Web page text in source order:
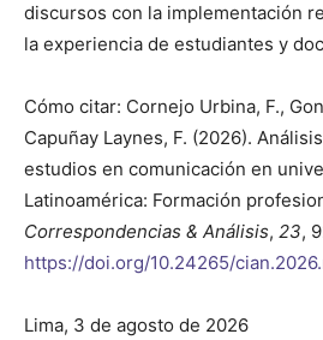
discursos con la implementación
la experiencia de estudiantes y
Cómo citar: Cornejo Urbina, F.,
Capuñay Laynes, F. (2026).
estudios en comunicación en
Latinoamérica: Formación
Correspondencias & Análisis, 23,
https://doi.org/10.24265/
Lima, 3 de agosto de 2026